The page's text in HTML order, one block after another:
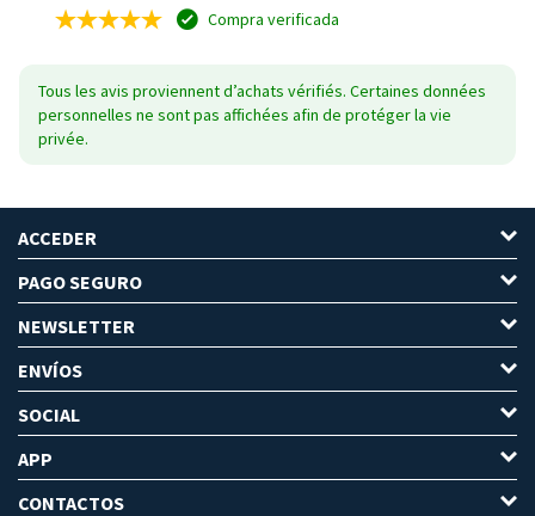
Compra verificada
Tous les avis proviennent d’achats vérifiés. Certaines données
personnelles ne sont pas affichées afin de protéger la vie
privée.
ACCEDER
PAGO SEGURO
NEWSLETTER
ENVÍOS
SOCIAL
APP
CONTACTOS